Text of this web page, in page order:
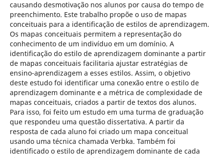
causando desmotivação nos alunos por causa do tempo de
preenchimento. Este trabalho propõe o uso de mapas
conceituais para a identificação de estilos de aprendizagem.
Os mapas conceituais permitem a representação do
conhecimento de um indivíduo em um domínio. A
identificação do estilo de aprendizagem dominante a partir
de mapas conceituais facilitaria ajustar estratégias de
ensino-aprendizagem a esses estilos. Assim, o objetivo
deste estudo foi identificar uma conexão entre o estilo de
aprendizagem dominante e a métrica de complexidade de
mapas conceituais, criados a partir de textos dos alunos.
Para isso, foi feito um estudo em uma turma de graduação
que respondeu uma questão dissertativa. A partir da
resposta de cada aluno foi criado um mapa conceitual
usando uma técnica chamada Verbka. Também foi
identificado o estilo de aprendizagem dominante de cada